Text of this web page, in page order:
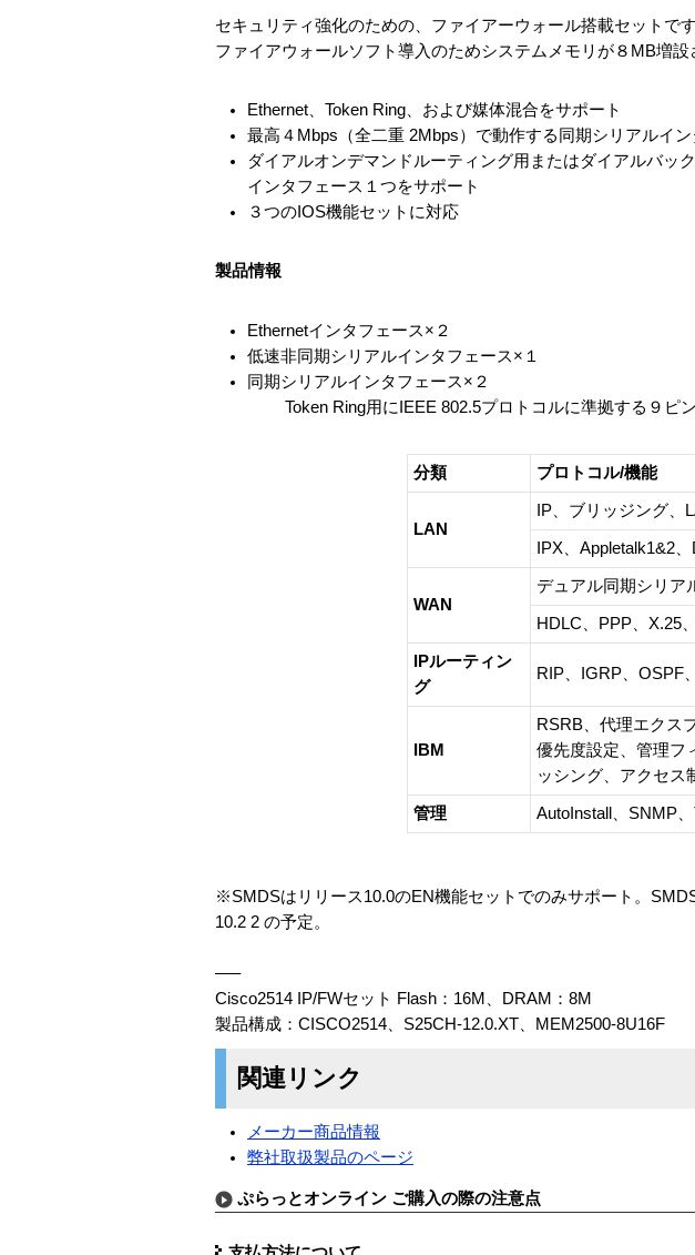
セキュリティ強化のための、ファイアーウォール搭載セットです
ファイアウォールソフト導入のためシステムメモリが８MB増設
Ethernet、Token Ring、および媒体混合をサポート
最高４Mbps（全二重 2Mbps）で動作する同期シリアルイ
ダイアルオンデマンドルーティング用またはダイアルバッ
インタフェース１つをサポート
３つのIOS機能セットに対応
製品情報
Ethernetインタフェース×２
低速非同期シリアルインタフェース×１
同期シリアルインタフェース×２
Token Ring用にIEEE 802.5プロトコルに準拠する９ピ
分類 プロトコル/機能
LAN
IP、ブリッジング
IPX、Appletalk1&2
WAN
デュアル同期シリア
HDLC、PPP、X.25
IPルーティン
グ
RIP、IGRP、OSPF
IBM
RSRB、代理エクス
優先度設定、管理フ
ッシング、アクセス
管理 AutoInstall、SNMP、
※SMDSはリリース10.0のEN機能セットでのみサポート。
10.2 2 の予定。
—–
Cisco2514 IP/FWセット Flash：16M、DRAM：8M
製品構成：CISCO2514、S25CH-12.0.XT、MEM2500-8U16F
関連リンク
メーカー商品情報
弊社取扱製品のページ
ぷらっとオンライン ご購入の際の注意点